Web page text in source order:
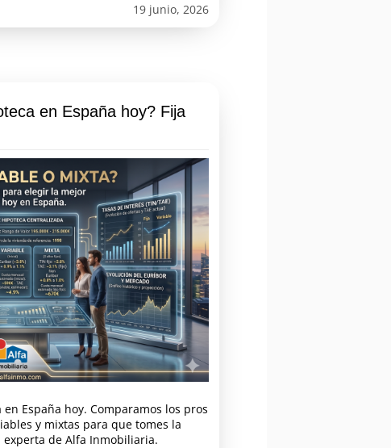
19 junio, 2026
en España hoy? Fija
España hoy. Comparamos los pros
y mixtas para que tomes la
de Alfa Inmobiliaria.